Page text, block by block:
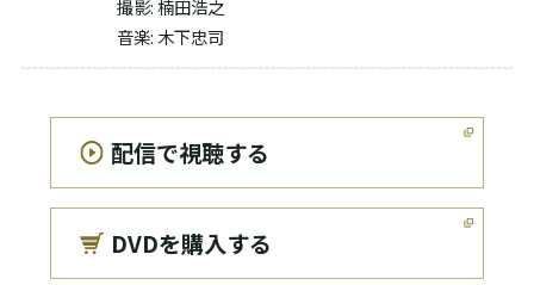
撮影: 楠田浩之
音楽: 木下忠司
配信で視聴する
DVDを購入する